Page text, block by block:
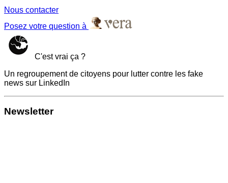
Nous contacter
Posez votre question à
C'est vrai ça ?
Un regroupement de citoyens pour lutter contre les fake
news sur LinkedIn
Newsletter